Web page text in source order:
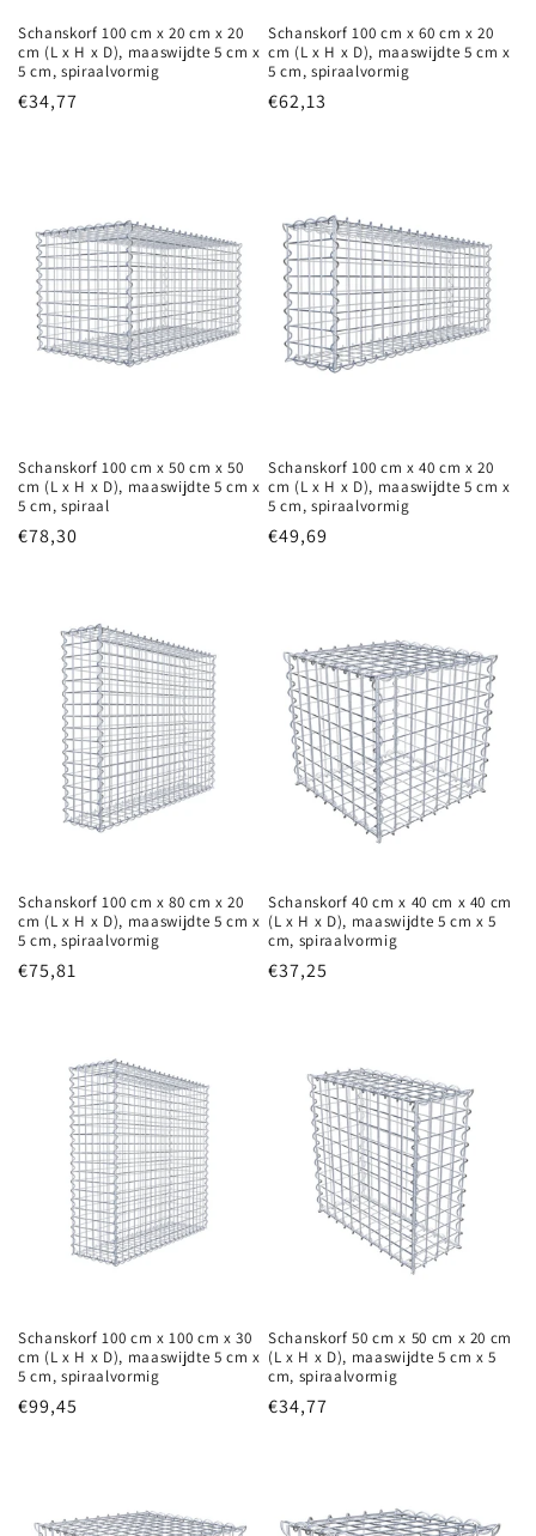
Schanskorf 100 cm x 20 cm x 20
cm (L x H x D), maaswijdte 5 cm x
5 cm, spiraalvormig
Normale
€34,77
Schanskorf 100 cm x 60 cm x 20
cm (L x H x D), maaswijdte 5 cm x
5 cm, spiraalvormig
Normale
€62,13
Schanskorf 100 cm x 50 cm x 50
cm (L x H x D), maaswijdte 5 cm x
5 cm, spiraal
Normale
€78,30
Schanskorf 100 cm x 40 cm x 20
cm (L x H x D), maaswijdte 5 cm x
5 cm, spiraalvormig
Normale
€49,69
Schanskorf 100 cm x 80 cm x 20
cm (L x H x D), maaswijdte 5 cm x
5 cm, spiraalvormig
Normale
€75,81
Schanskorf 40 cm x 40 cm x 40 cm
(L x H x D), maaswijdte 5 cm x 5
cm, spiraalvormig
Normale
€37,25
Schanskorf 100 cm x 100 cm x 30
cm (L x H x D), maaswijdte 5 cm x
5 cm, spiraalvormig
Normale
€99,45
Schanskorf 50 cm x 50 cm x 20 cm
(L x H x D), maaswijdte 5 cm x 5
cm, spiraalvormig
Normale
€34,77